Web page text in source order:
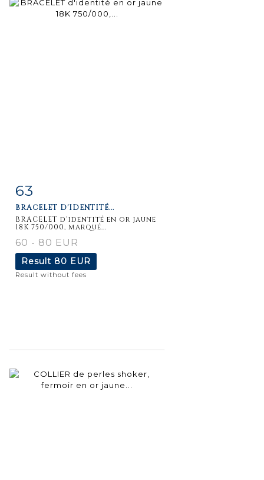
Item detail
63
BRACELET D'IDENTITÉ...
BRACELET d'identité en or jaune
18K 750/000, marqué...
60 - 80 EUR
Result 80 EUR
Result without fees